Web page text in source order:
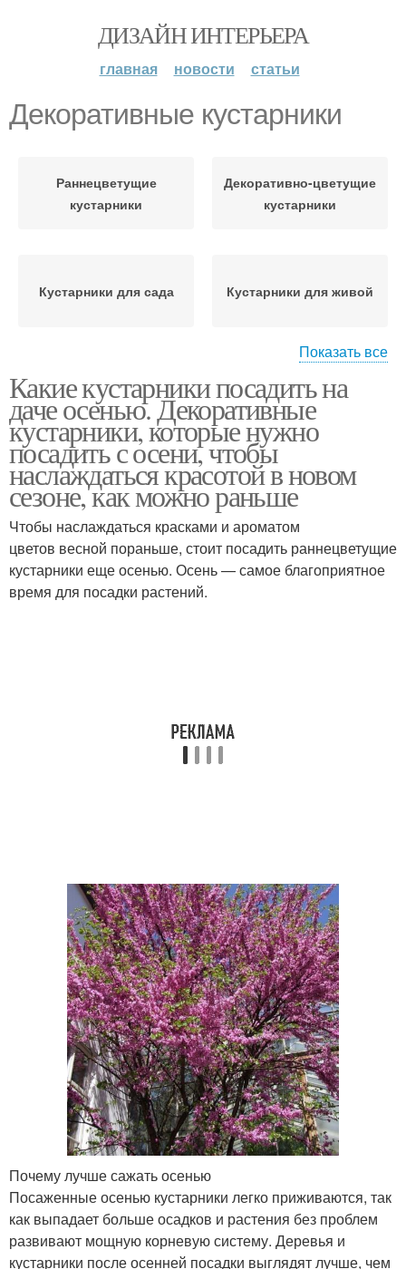
ДИЗАЙН ИНТЕРЬЕРА
главная новости статьи
Декоративные кустарники
Раннецветущие
кустарники
Декоративно-цветущие
кустарники
Кустарники для сада Кустарники для живой
кустарники
кустарники
Кустарники для дачи
Стелющиеся
кустарники
Показать все
Какие кустарники посадить на
даче осенью. Декоративные
кустарники, которые нужно
посадить с осени, чтобы
наслаждаться красотой в новом
сезоне, как можно раньше
Чтобы наслаждаться красками и ароматом
цветов весной пораньше, стоит посадить раннецветущие
кустарники еще осенью. Осень — самое благоприятное
время для посадки растений.
Почему лучше сажать осенью
Посаженные осенью кустарники легко приживаются, так
как выпадает больше осадков и растения без проблем
развивают мощную корневую систему. Деревья и
кустарники после осенней посадки выглядят лучше, чем